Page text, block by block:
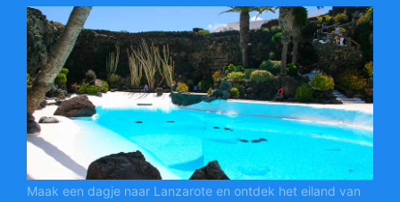
Maak een dagje naar Lanzarote en ontdek het eiland van